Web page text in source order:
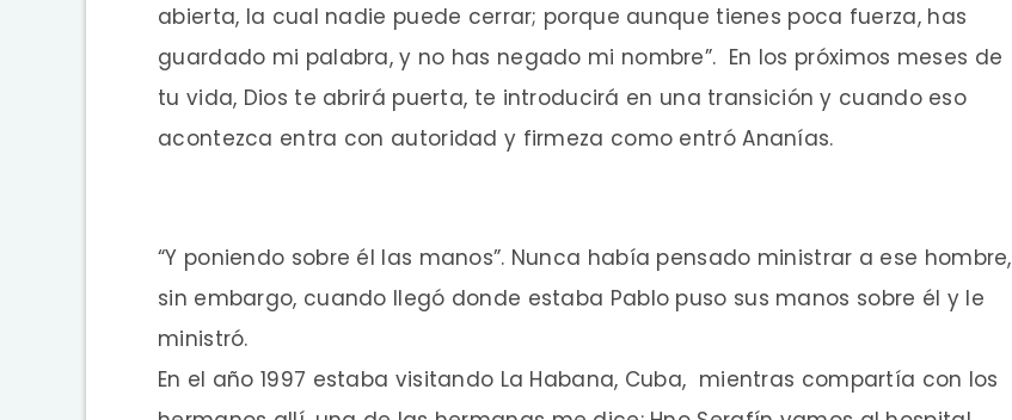
abierta, la cual nadie puede cerrar; porque aunque tienes poca fuerza, has
guardado mi palabra, y no has negado mi nombre”. En los próximos meses de
tu vida, Dios te abrirá puerta, te introducirá en una transición y cuando eso
acontezca entra con autoridad y firmeza como entró Ananías.
“Y poniendo sobre él las manos”. Nunca había pensado ministrar a ese hombre,
sin embargo, cuando llegó donde estaba Pablo puso sus manos sobre él y le
ministró.
En el año 1997 estaba visitando La Habana, Cuba, mientras compartía con los